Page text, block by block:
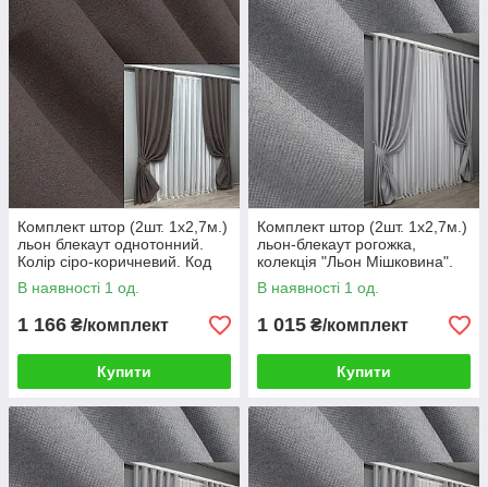
Комплект штор (2шт. 1х2,7м.)
льон блекаут однотонний.
Колір сіро-коричневий. Код
1722ш 31-955
В наявності 1 од.
1 166 ₴/комплект
Купити
Комплект штор (2шт. 1х2,7м.)
льон-блекаут рогожка,
колекція "Льон Мішковина".
Колір сірий. Код 1397ш 31-
662
В наявності 1 од.
1 015 ₴/комплект
Купити